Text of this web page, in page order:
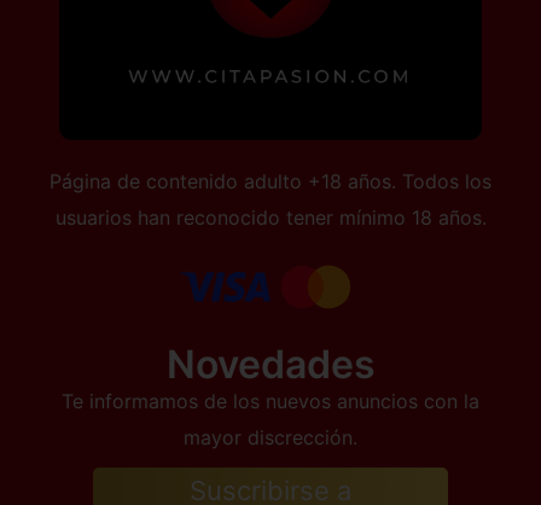
Página de contenido adulto +18 años. Todos los
usuarios han reconocido tener mínimo 18 años.
Novedades
Te informamos de los nuevos anuncios con la
mayor discrección.
Suscribirse a